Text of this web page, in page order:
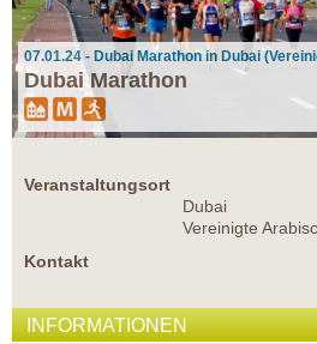
07.01.24 - Dubai Marathon in Dubai
Dubai Marathon
Veranstaltungsort
Dubai
Vereinigte
Kontakt
INFORMATIONEN